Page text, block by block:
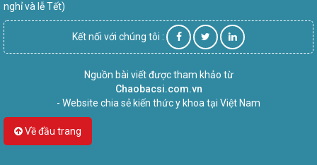
nghỉ và lễ Tết)
Kết nối với chúng tôi :
Nguồn bài viết được tham khảo từ
Chaobacsi.com.vn
- Website chia sẻ kiến thức y khoa tại Việt Nam
Về đầu trang